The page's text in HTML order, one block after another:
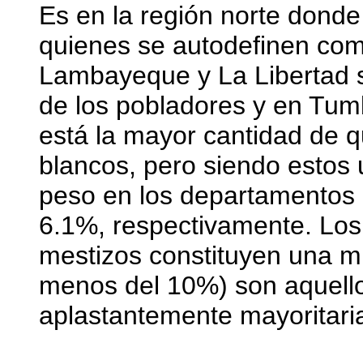
Es en la región norte
quienes se autodefinen
Lambayeque y La Libertad
de los pobladores y en
está la mayor cantidad de
blancos, pero siendo
peso en los
6.1%, respectivamente.
mestizos constituyen una
menos del 10%) son
aplastantemente